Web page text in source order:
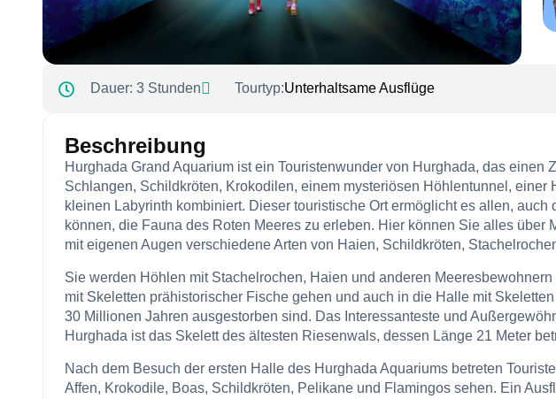
Dauer: 3 Stunden Tourtyp:Unterhaltsame Ausflüge
Beschreibung
Hurghada Grand Aquarium ist ein Touristenwunder von Hurghada, das einen
Schlangen, Schildkröten, Krokodilen, einem mysteriösen Höhlentunnel, einer
kleinen Labyrinth kombiniert. Dieser touristische Ort ermöglicht es allen, auch
können, die Fauna des Roten Meeres zu erleben. Hier können Sie alles über
mit eigenen Augen verschiedene Arten von Haien, Schildkröten,
Sie werden Höhlen mit Stachelrochen, Haien und anderen
mit Skeletten prähistorischer Fische gehen und auch in die Halle mit
30 Millionen Jahren ausgestorben sind. Das Interessanteste und
Hurghada ist das Skelett des ältesten Riesenwals, dessen Länge 21 Meter
Nach dem Besuch der ersten Halle des Hurghada Aquariums betreten
Affen, Krokodile, Boas, Schildkröten, Pelikane und Flamingos sehen. Ein